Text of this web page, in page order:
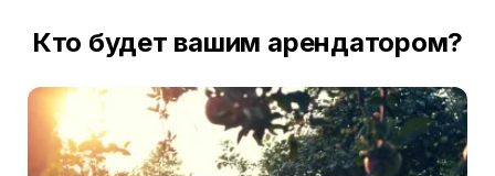
Кто будет вашим арендатором?